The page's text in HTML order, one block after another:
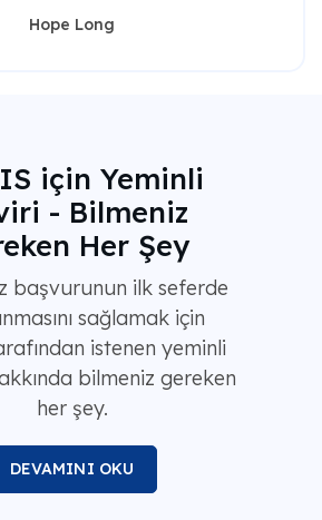
Hope Long
için Yeminli
- Bilmeniz
Her Şey
başvurunun ilk seferde
sağlamak için
istenen yeminli
bilmeniz gereken
her şey.
DEVAMINI OKU